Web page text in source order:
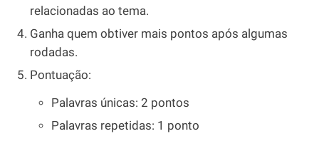
relacionadas ao tema.
Ganha quem obtiver mais pontos após algumas
rodadas.
Pontuação:
Palavras únicas: 2 pontos
Palavras repetidas: 1 ponto